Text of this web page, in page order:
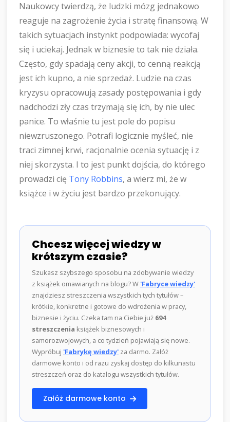
Naukowcy twierdzą, że ludzki mózg jednakowo
reaguje na zagrożenie życia i stratę finansową. W
takich sytuacjach instynkt podpowiada: wycofaj
się i uciekaj. Jednak w biznesie to tak nie działa.
Często, gdy spadają ceny akcji, to cenną reakcją
jest ich kupno, a nie sprzedaż. Ludzie na czas
kryzysu opracowują zasady postępowania i gdy
nadchodzi zły czas trzymają się ich, by nie ulec
panice. To właśnie tu jest pole do popisu
niewzruszonego. Potrafi logicznie myśleć, nie
traci zimnej krwi, racjonalnie ocenia sytuację i z
niej skorzysta. I to jest punkt dojścia, do którego
prowadzi cię Tony Robbins, a wierz mi, że w
książce i w życiu jest bardzo przekonujący.
Chcesz więcej wiedzy w
krótszym czasie?
Szukasz szybszego sposobu na zdobywanie wiedzy
z książek omawianych na blogu? W'Fabryce wiedzy'
znajdziesz streszczenia wszystkich tych tytułów –
krótkie, konkretne i gotowe do wdrożenia w pracy,
biznesie i życiu. Czeka tam na Ciebie już 694
streszczenia książek biznesowych i
samorozwojowych, a co tydzień pojawiają się nowe.
Wypróbuj 'Fabrykę wiedzy' za darmo. Załóż
darmowe konto i od razu zyskaj dostęp do kilkunastu
streszczeń oraz do katalogu wszystkich tytułów.
Załóż darmowe konto